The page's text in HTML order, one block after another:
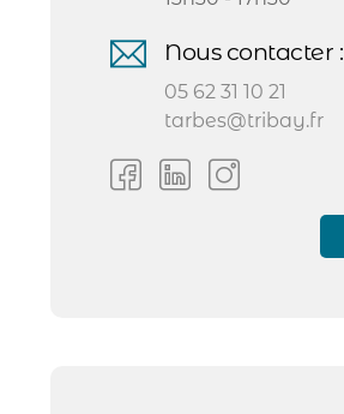
Nous contacter :
05 62 31 10 21
tarbes@tribay.fr